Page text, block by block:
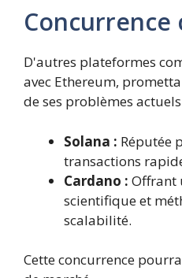
Concurrence
D'autres plateformes
avec Ethereum,
de ses problèmes
Solana : Réputée
transactions
Cardano : Offrant
scientifique et
scalabilité.
Cette concurrence